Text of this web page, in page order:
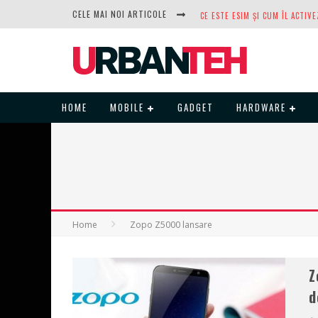
CELE MAI NOI ARTICOLE
DUPĂ ANI DE REFUZURI,
HOME MOBILE GADGET HARDWARE
Home Zopo Z5000 lansare